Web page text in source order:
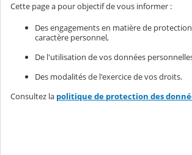
Cette page a pour objectif de vous informer :
Des engagements en matière de
caractère personnel,
De l'utilisation de vos données
Des modalités de l'exercice de vos droits.
Consultez la politique de protection des